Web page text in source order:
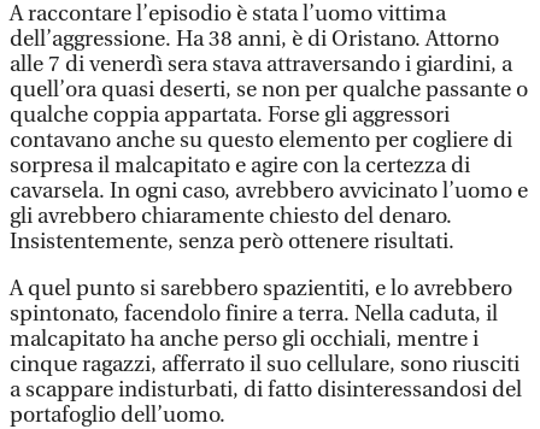
A raccontare l’episodio è stata l’uomo vittima
dell’aggressione. Ha 38 anni, è di Oristano. Attorno
alle 7 di venerdì sera stava attraversando i giardini, a
quell’ora quasi deserti, se non per qualche passante o
qualche coppia appartata. Forse gli aggressori
contavano anche su questo elemento per cogliere di
sorpresa il malcapitato e agire con la certezza di
cavarsela. In ogni caso, avrebbero avvicinato l’uomo e
gli avrebbero chiaramente chiesto del denaro.
Insistentemente, senza però ottenere risultati.
A quel punto si sarebbero spazientiti, e lo avrebbero
spintonato, facendolo finire a terra. Nella caduta, il
malcapitato ha anche perso gli occhiali, mentre i
cinque ragazzi, afferrato il suo cellulare, sono riusciti
a scappare indisturbati, di fatto disinteressandosi del
portafoglio dell’uomo.